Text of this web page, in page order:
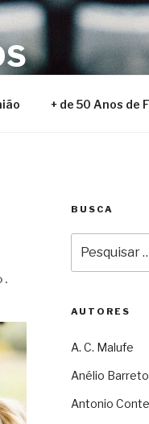
+ de 50 Anos de
BUSCA
por:
AUTORES
A. C. Malufe
Anélio Barreto
Antonio